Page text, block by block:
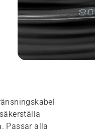
Passar alla